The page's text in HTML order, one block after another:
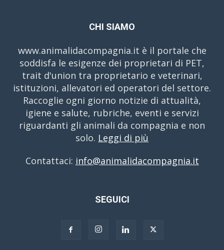
CHI SIAMO
www.animalidacompagnia.it è il portale che
soddisfa le esigenze dei proprietari di PET,
trait d'union tra proprietario e veterinari,
istituzioni, allevatori ed operatori del settore.
Raccoglie ogni giorno notizie di attualità,
igiene e salute, rubriche, eventi e servizi
riguardanti gli animali da compagnia e non
solo. Leggi di più
Contattaci: info@animalidacompagnia.it
SEGUICI